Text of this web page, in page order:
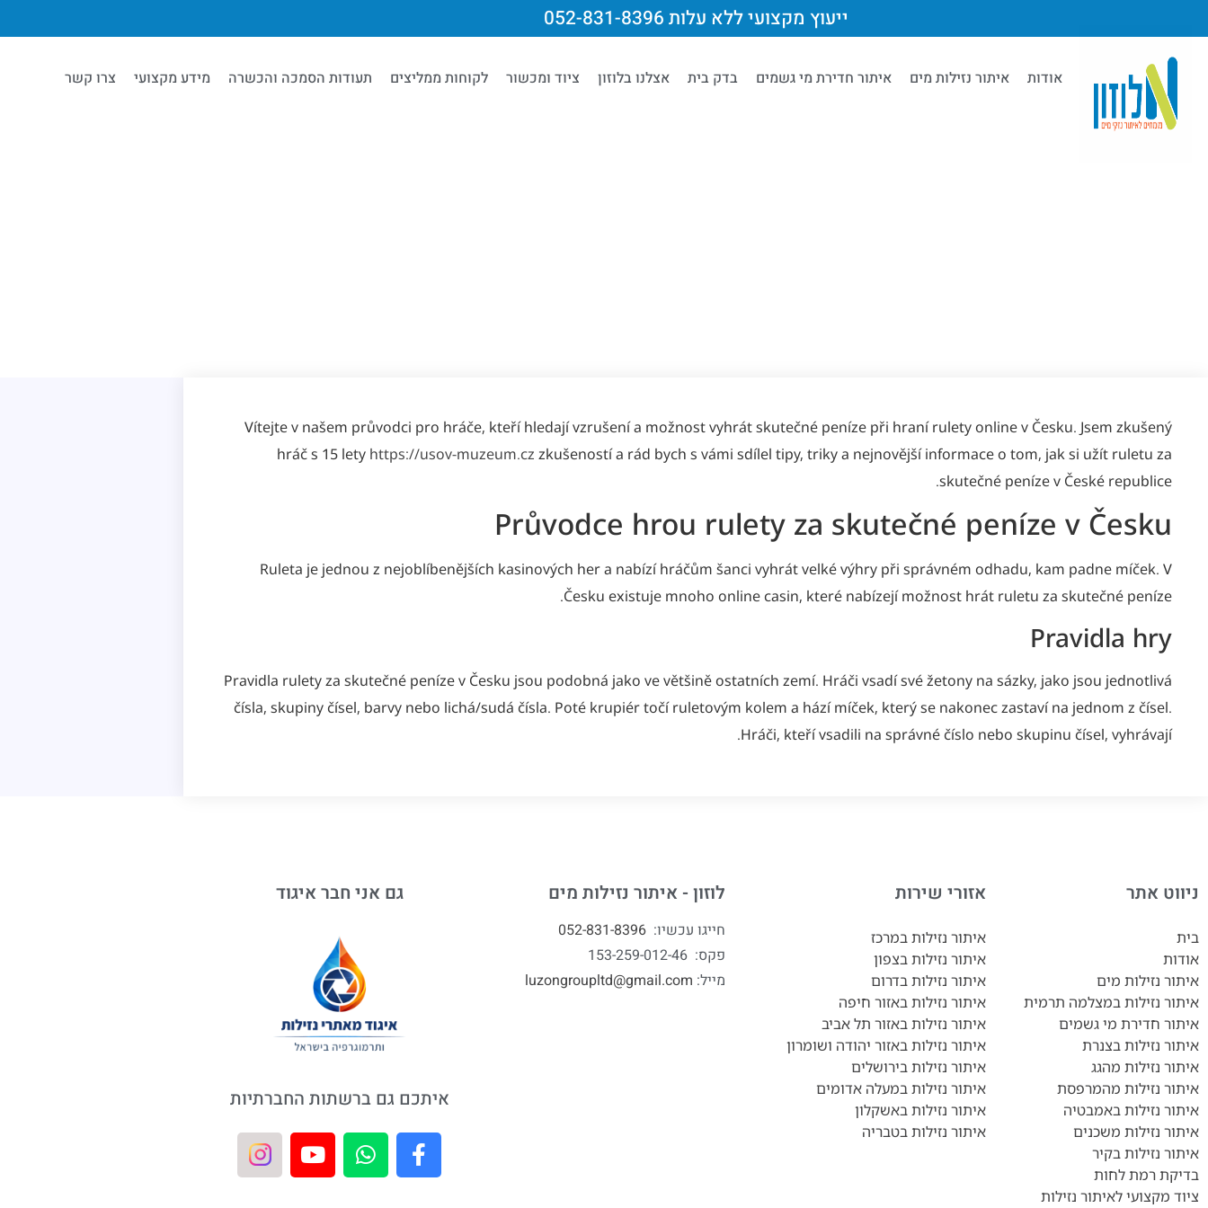
ייעוץ מקצועי ללא עלות 052-831-8396
אודות איתור נזילות מים איתור חדירת מי גשמים בדק בית אצלנו בלוזון ציוד ומכשור לקוחות ממליצים תעודות הסמכה והכשרה מידע מקצועי צרו קשר
Vítejte v našem průvodci pro hráče, kteří hledají vzrušení a možnost vyhrát skutečné peníze při hraní rulety online v Česku. Jsem zkušený
hráč s 15 lety https://usov-muzeum.cz zkušeností a rád bych s vámi sdílel tipy, triky a nejnovější informace o tom, jak si užít ruletu za
skutečné peníze v České republice.
Průvodce hrou rulety za skutečné peníze v Česku
Ruleta je jednou z nejoblíbenějších kasinových her a nabízí hráčům šanci vyhrát velké výhry při správném odhadu, kam padne míček. V
Česku existuje mnoho online casin, které nabízejí možnost hrát ruletu za skutečné peníze.
Pravidla hry
Pravidla rulety za skutečné peníze v Česku jsou podobná jako ve většině ostatních zemí. Hráči vsadí své žetony na sázky, jako jsou jednotlivá
čísla, skupiny čísel, barvy nebo lichá/sudá čísla. Poté krupiér točí ruletovým kolem a hází míček, který se nakonec zastaví na jednom z čísel.
Hráči, kteří vsadili na správné číslo nebo skupinu čísel, vyhrávají.
ניווט אתר
בית
אודות
איתור נזילות מים
איתור נזילות במצלמה תרמית
איתור חדירת מי גשמים
איתור נזילות בצנרת
איתור נזילות מהגג
איתור נזילות מהמרפסת
איתור נזילות באמבטיה
איתור נזילות משכנים
איתור נזילות בקיר
בדיקת רמת לחות
ציוד מקצועי לאיתור נזילות
אזורי שירות
איתור נזילות במרכז
איתור נזילות בצפון
איתור נזילות בדרום
איתור נזילות באזור חיפה
איתור נזילות באזור תל אביב
איתור נזילות באזור יהודה ושומרון
איתור נזילות בירושלים
איתור נזילות במעלה אדומים
איתור נזילות באשקלון
איתור נזילות בטבריה
לוזון - איתור נזילות מים
חייגו עכשיו: 052-831-8396
פקס: 153-259-012-46
מייל: luzongroupltd@gmail.com
גם אני חבר איגוד
איתכם גם ברשתות החברתיות